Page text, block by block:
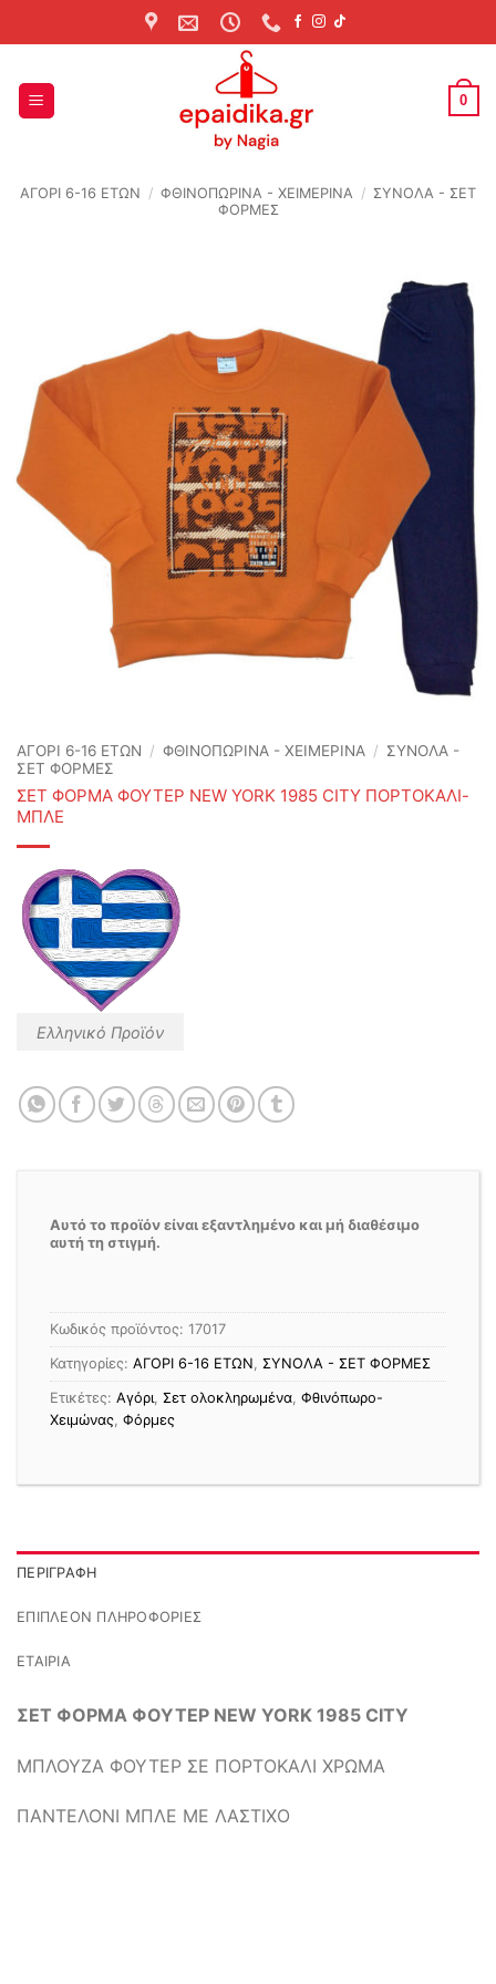
to
0
ΑΓΟΡΙ 6-16 ΕΤΩΝ / ΦΘΙΝΟΠΩΡΙΝΆ - ΧΕΙΜΕΡΙΝΆ / ΣΥΝΟΛΑ - ΣΕΤ
ΦΟΡΜΕΣ
ΑΓΟΡΙ 6-16 ΕΤΩΝ / ΦΘΙΝΟΠΩΡΙΝΆ - ΧΕΙΜΕΡΙΝΆ / ΣΥΝΟΛΑ -
ΣΕΤ ΦΟΡΜΕΣ
ΣΕΤ ΦΟΡΜΑ ΦΟΥΤΕΡ NEW YORK 1985 CITY ΠΟΡΤΟΚΑΛΙ-
ΜΠΛΕ
Ελληνικό Προϊόν
Αυτό το προϊόν είναι εξαντλημένο και μή διαθέσιμο
αυτή τη στιγμή.
Κωδικός προϊόντος: 17017
Κατηγορίες: ΑΓΟΡΙ 6-16 ΕΤΩΝ, ΣΥΝΟΛΑ - ΣΕΤ ΦΟΡΜΕΣ
Ετικέτες: Αγόρι, Σετ ολοκληρωμένα, Φθινόπωρο-
Χειμώνας, Φόρμες
ΠΕΡΙΓΡΑΦΉ
ΕΠΙΠΛΈΟΝ ΠΛΗΡΟΦΟΡΊΕΣ
ΕΤΑΙΡΊΑ
ΣΕΤ ΦΟΡΜΑ ΦΟΥΤΕΡ NEW YORK 1985 CITY
ΜΠΛΟΥΖΑ ΦΟΥΤΕΡ ΣΕ ΠΟΡΤΟΚΑΛΙ ΧΡΩΜΑ
ΠΑΝΤΕΛΟΝΙ ΜΠΛΕ ΜΕ ΛΑΣΤΙΧΟ